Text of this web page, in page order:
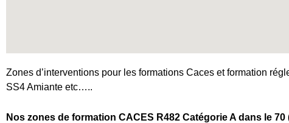
Zones d’interventions pour les formations Caces et formation
SS4 Amiante etc…..
Nos zones de formation CACES R482 Catégorie A dans le 70